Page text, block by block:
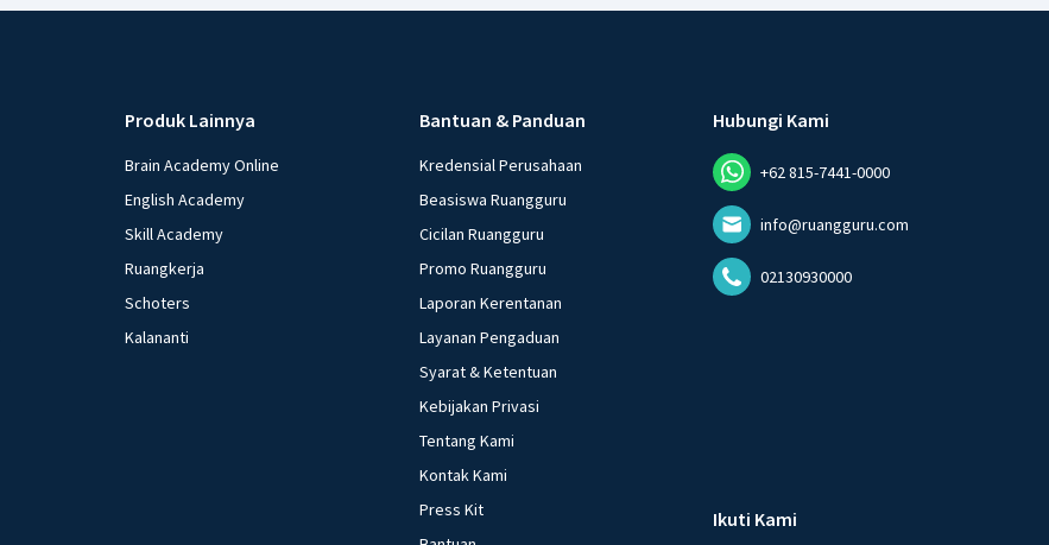
Produk Lainnya
Brain Academy Online
English Academy
Skill Academy
Ruangkerja
Schoters
Kalananti
Bantuan & Panduan
Kredensial Perusahaan
Beasiswa Ruangguru
Cicilan Ruangguru
Promo Ruangguru
Laporan Kerentanan
Layanan Pengaduan
Syarat & Ketentuan
Kebijakan Privasi
Tentang Kami
Kontak Kami
Press Kit
Hubungi Kami
+62 815-7441-0000
info@ruangguru.com
02130930000
Ikuti Kami